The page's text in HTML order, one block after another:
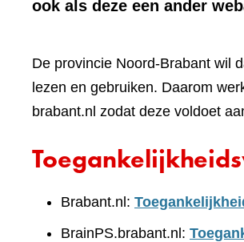
ook als deze een ander
De provincie Noord-Brabant wil
lezen en gebruiken. Daarom
brabant.nl zodat deze voldoet
Brabant.nl:
BrainPS.brabant.nl: